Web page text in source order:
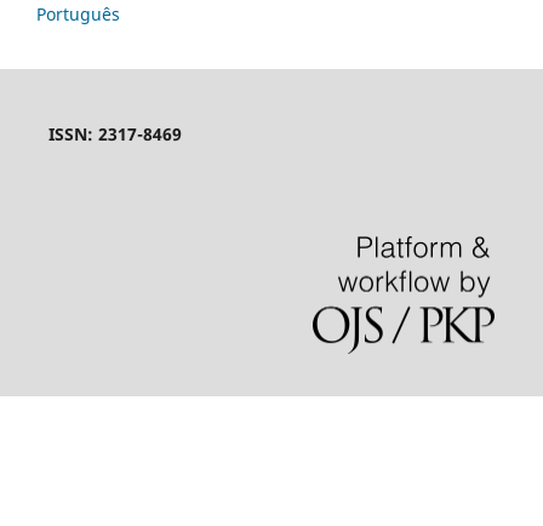
Português
ISSN: 2317-8469